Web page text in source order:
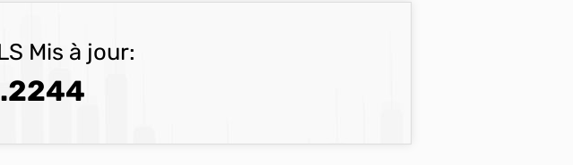
Mis à jour: